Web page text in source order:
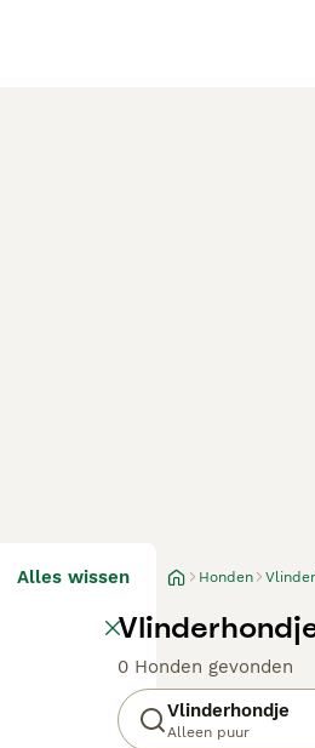
Alles wissen Honden
0 Honden gevonden
Vlinderhondje
Alleen puur